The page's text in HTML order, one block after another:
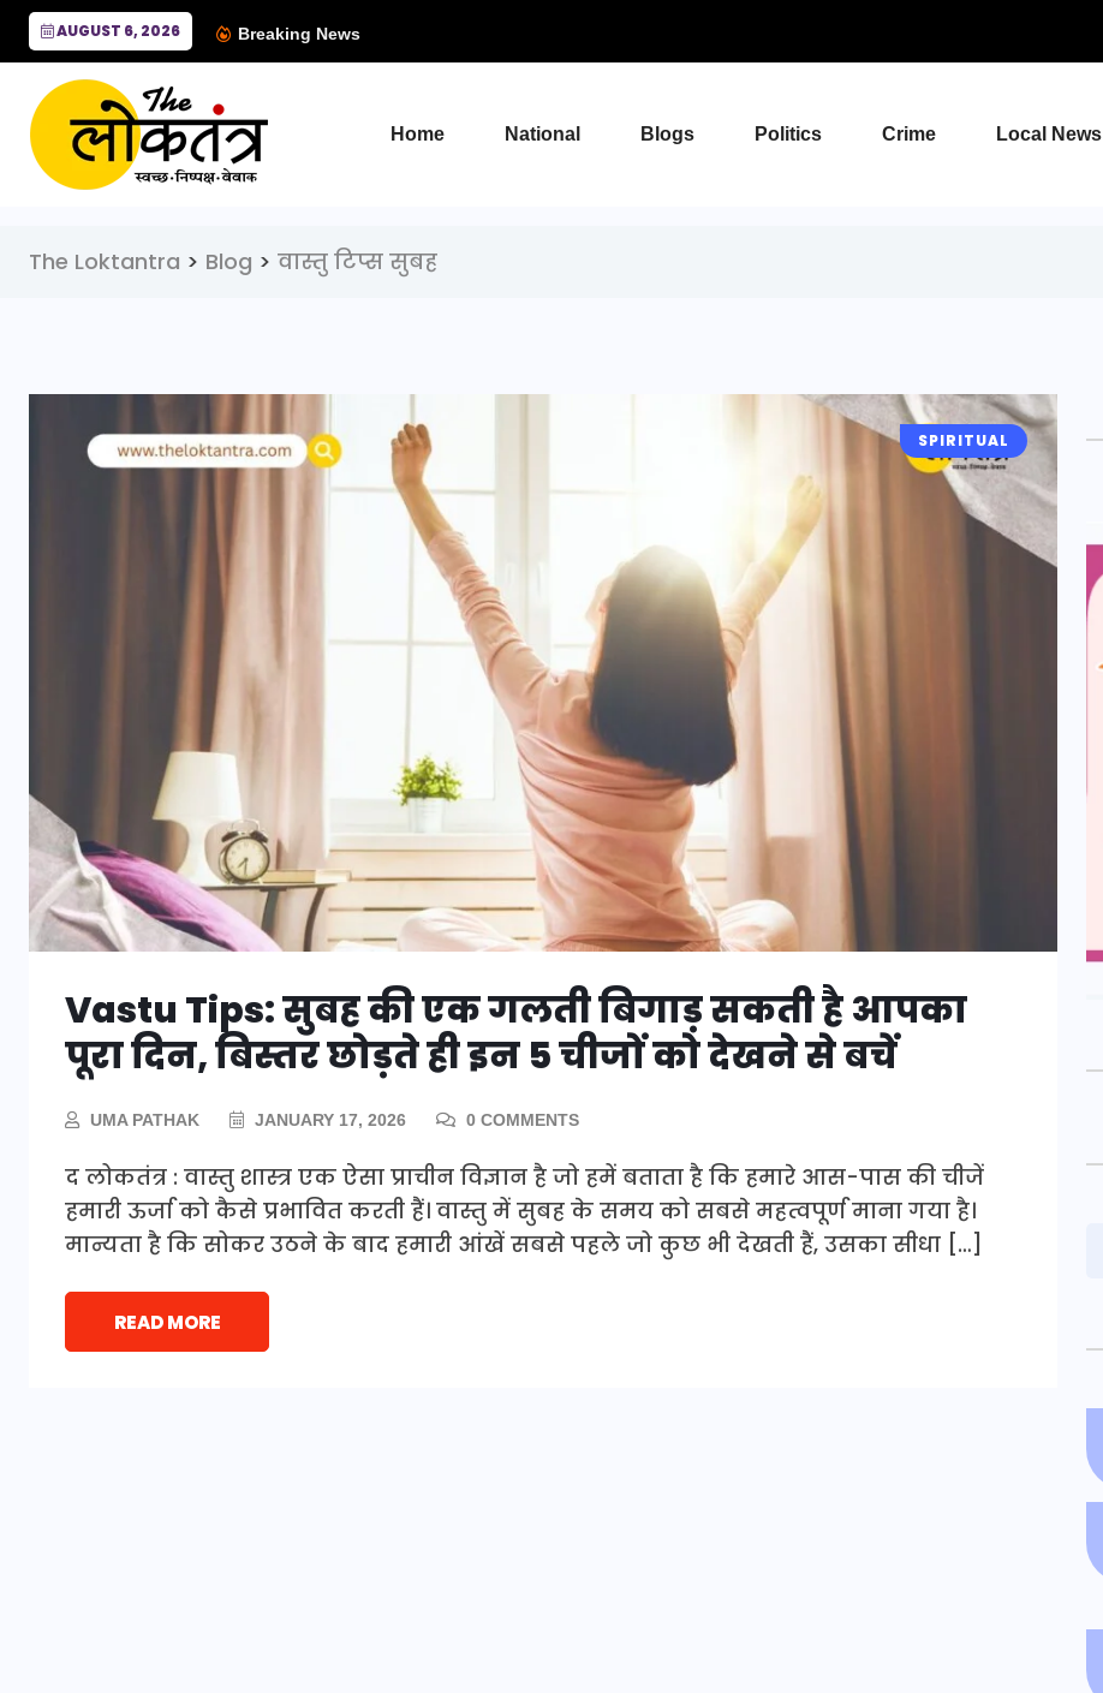
AUGUST 6, 2026 Breaking News
Home National Blogs Politics Crime Local News
The Loktantra > Blog > वास्तु टिप्स सुबह
SPIRITUAL
Vastu Tips: सुबह की एक गलती बिगाड़ सकती है आपका
पूरा दिन, बिस्तर छोड़ते ही इन 5 चीजों को देखने से बचें
UMA PATHAK JANUARY 17, 2026 0 COMMENTS
द लोकतंत्र : वास्तु शास्त्र एक ऐसा प्राचीन विज्ञान है जो हमें बताता है कि हमारे आस-पास की चीजें
हमारी ऊर्जा को कैसे प्रभावित करती हैं। वास्तु में सुबह के समय को सबसे महत्वपूर्ण माना गया है।
मान्यता है कि सोकर उठने के बाद हमारी आंखें सबसे पहले जो कुछ भी देखती हैं, उसका सीधा […]
READ MORE